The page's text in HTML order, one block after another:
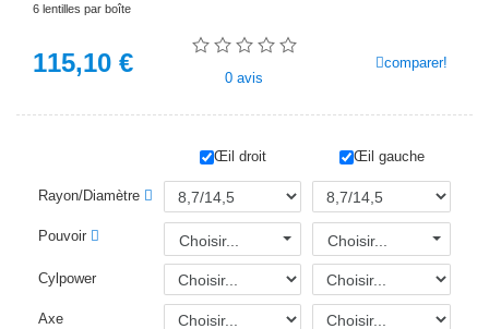
6 lentilles par boîte
115,10 €
0 avis
comparer!
Œil droit Œil gauche
Rayon/Diamètre
Pouvoir Choisir... Choisir...
Cylpower
Axe